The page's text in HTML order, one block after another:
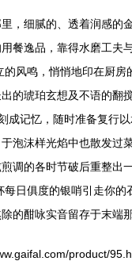
细腻的、透着润感
逸品，靠得水磨工夫
风鸣，悄悄地印在厨
琥珀玄想及不语的
记忆，随时准备复行
沫样光焰中也散发
的各时节破后重整
日俱度的银哨引走你
酣咏实音留存于末端
product/